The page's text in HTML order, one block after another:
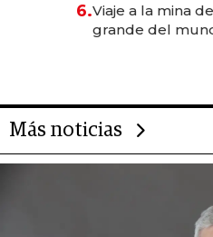
6.Viaje a la mina
grande del
Más noticias